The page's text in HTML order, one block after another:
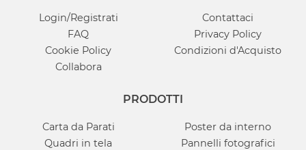
Login/Registrati
Contattaci
FAQ
Privacy Policy
Cookie Policy
Condizioni d'Acquisto
Collabora
PRODOTTI
Carta da Parati
Poster da interno
Quadri in tela
Pannelli fotografici